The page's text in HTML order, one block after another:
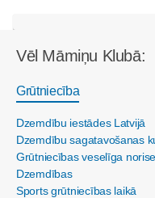
Vēl Māmiņu Klubā:
Grūtniecība
Dzemdību iestādes Latvijā
Dzemdību sagatavošanas
Grūtniecības veselīga norise
Dzemdības
Sports grūtniecības laikā